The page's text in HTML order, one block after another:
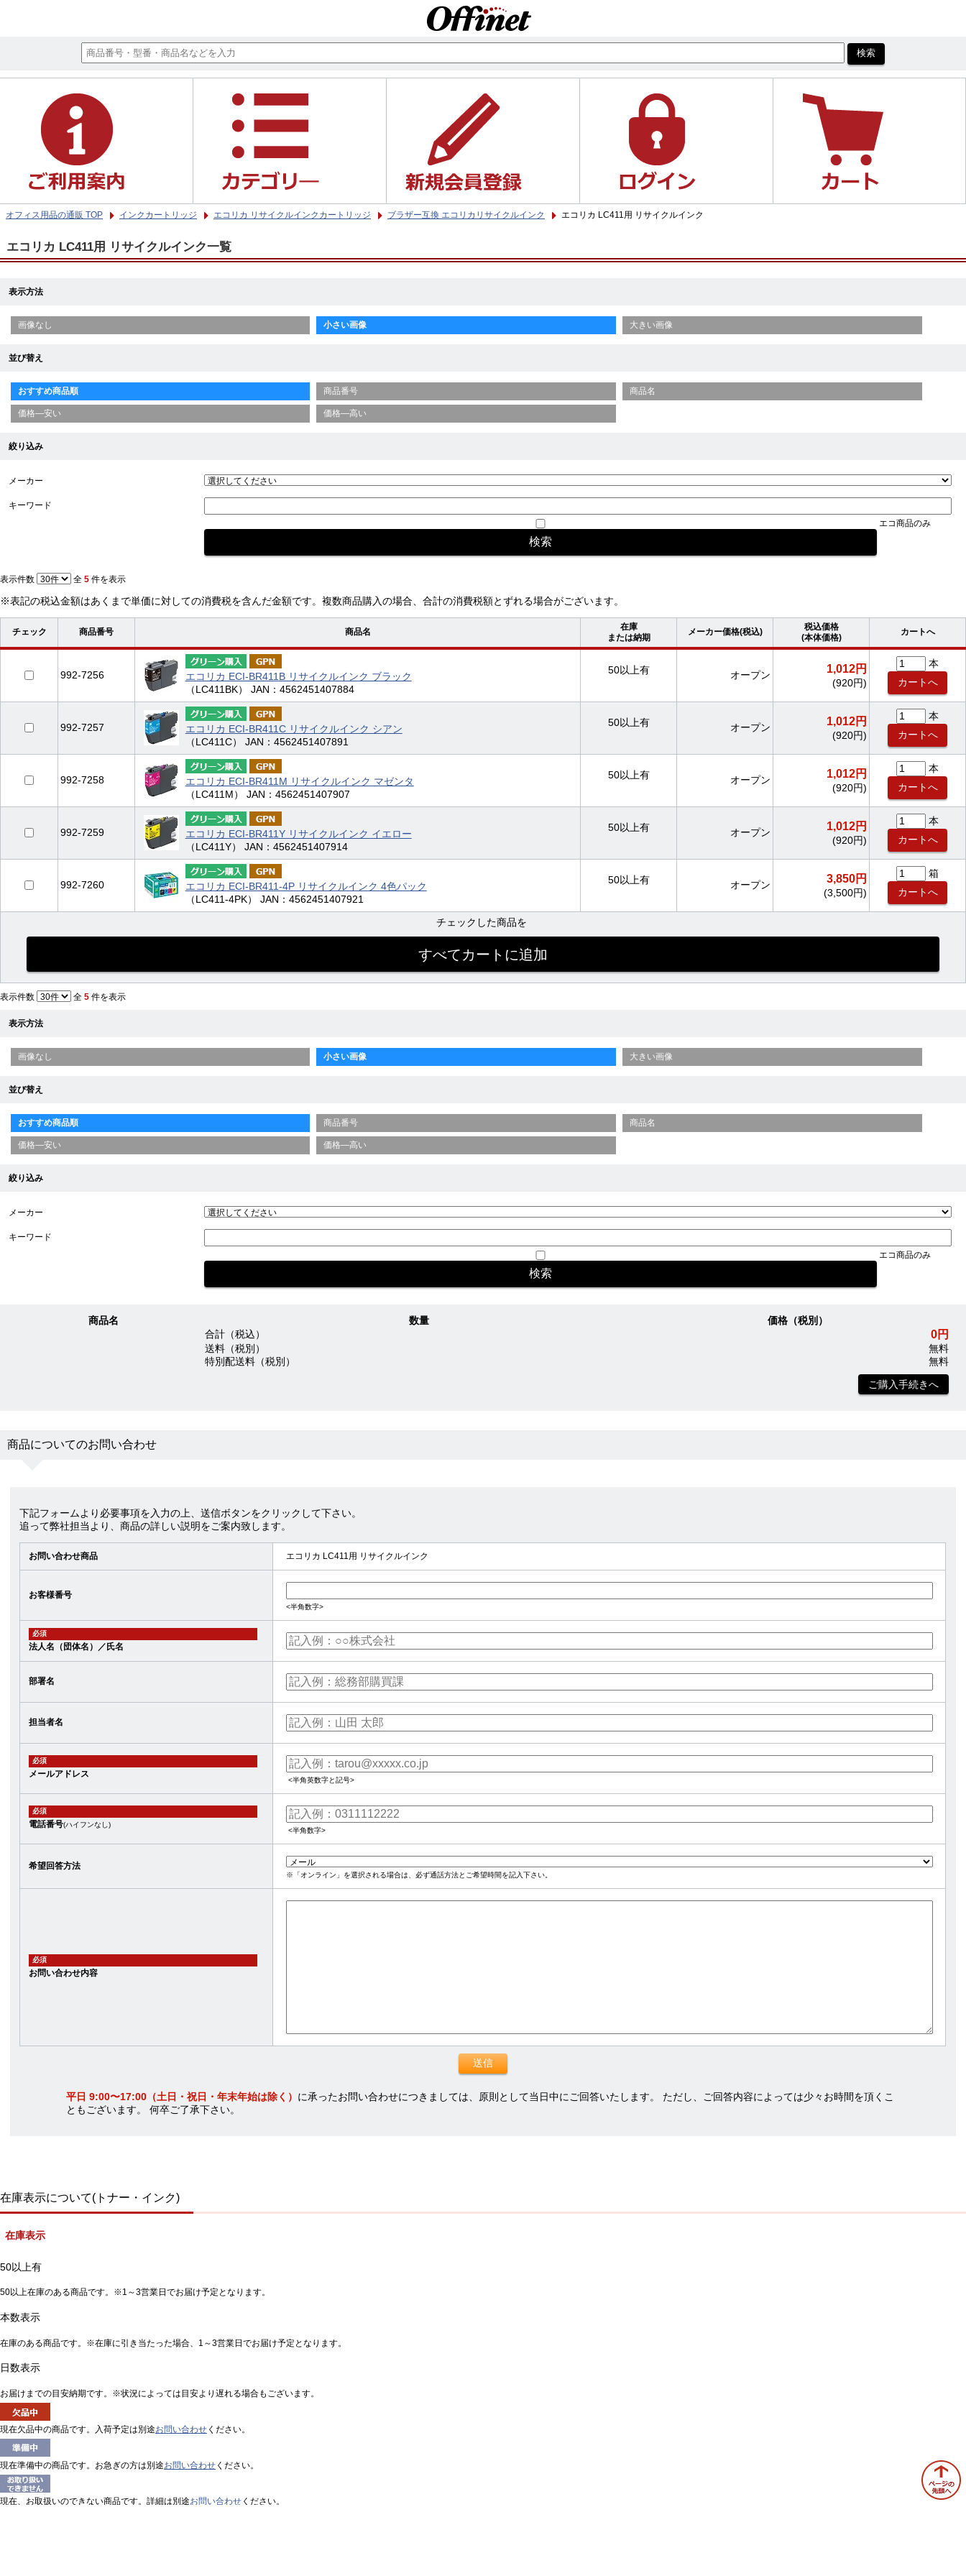
オフィス用品の通販 TOP インクカートリッジ エコリカ リサイクルインクカートリッジ ブラザー互換 エコリカリサイクルインク エコリカ LC411用 リサイクルインク
エコリカ LC411用 リサイクルインク一覧
表示方法
画像なし 小さい画像 大きい画像
並び替え
おすすめ商品順 商品番号 商品名
価格—安い 価格—高い
絞り込み
メーカー
キーワード
エコ商品のみ
表示件数 全 5 件を表示
※表記の税込金額はあくまで単価に対しての消費税を含んだ金額です。複数商品購入の場合、合計の消費税額とずれる場合がございます。
チェック 商品番号 商品名
在庫
または納期
メーカー価格(税込)
税込価格
(本体価格)
カートへ
992-7256
エコリカ ECI-BR411B リサイクルインク ブラック
（LC411BK） JAN：4562451407884
50以上有 オープン
1,012円
(920円)
本
992-7257
エコリカ ECI-BR411C リサイクルインク シアン
（LC411C） JAN：4562451407891
50以上有 オープン
1,012円
(920円)
本
992-7258
エコリカ ECI-BR411M リサイクルインク マゼンタ
（LC411M） JAN：4562451407907
50以上有 オープン
1,012円
(920円)
本
992-7259
エコリカ ECI-BR411Y リサイクルインク イエロー
（LC411Y） JAN：4562451407914
50以上有 オープン
1,012円
(920円)
本
992-7260
エコリカ ECI-BR411-4P リサイクルインク 4色パック
（LC411-4PK） JAN：4562451407921
50以上有 オープン
3,850円
(3,500円)
箱
チェックした商品を
表示件数 全 5 件を表示
表示方法
画像なし 小さい画像 大きい画像
並び替え
おすすめ商品順 商品番号 商品名
価格—安い 価格—高い
絞り込み
メーカー
キーワード
エコ商品のみ
商品名 数量
価格（税別）
合計（税込）
0円
送料（税別）
無料
特別配送料（税別）
無料
ご購入手続きへ
商品についてのお問い合わせ
下記フォームより必要事項を入力の上、送信ボタンをクリックして下さい。
追って弊社担当より、商品の詳しい説明をご案内致します。
お問い合わせ商品 エコリカ LC411用 リサイクルインク
お客様番号
<半角数字>
必須
法人名（団体名）／氏名
部署名
担当者名
必須
メールアドレス
<半角英数字と記号>
必須
電話番号(ハイフンなし)
<半角数字>
希望回答方法
※「オンライン」を選択される場合は、必ず通話方法とご希望時間を記入下さい。
必須
お問い合わせ内容
平日 9:00〜17:00（土日・祝日・年末年始は除く） に承ったお問い合わせにつきましては、原則として当日中にご回答いたします。 ただし、ご回答内容によっては少々お時間を頂くこ
ともございます。 何卒ご了承下さい。
在庫表示について(トナー・インク)
在庫表示
50以上有
50以上在庫のある商品です。※1～3営業日でお届け予定となります。
本数表示
在庫のある商品です。※在庫に引き当たった場合、1～3営業日でお届け予定となります。
日数表示
お届けまでの目安納期です。※状況によっては目安より遅れる場合もございます。
現在欠品中の商品です。入荷予定は別途お問い合わせ ください。
現在準備中の商品です。お急ぎの方は別途お問い合わせ ください。
現在、お取扱いのできない商品です。詳細は別途お問い合わせ ください。